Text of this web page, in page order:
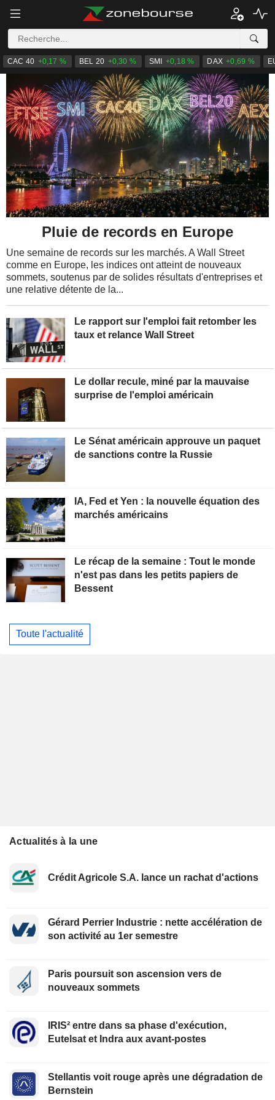
CAC 40 +0,17 % BEL 20 +0,30 % SMI +0,18 % DAX +0,69 %
Le rapport sur l'emploi fait retomber les
taux et relance Wall Street
Le dollar recule, miné par la mauvaise
surprise de l'emploi américain
Pluie de records en Europe
Une semaine de records sur les marchés. A Wall Street
comme en Europe, les indices ont atteint de nouveaux
sommets, soutenus par de solides résultats d'entreprises et
une relative détente de la...
Le Sénat américain approuve un paquet
de sanctions contre la Russie
IA, Fed et Yen : la nouvelle équation des
marchés américains
Le récap de la semaine : Tout le monde
n'est pas dans les petits papiers de
Bessent
Toute l'actualité
Actualités à la une
Crédit Agricole S.A. lance un rachat d'actions
Gérard Perrier Industrie : nette accélération de
son activité au 1er semestre
Paris poursuit son ascension vers de
nouveaux sommets
IRIS² entre dans sa phase d'exécution,
Eutelsat et Indra aux avant-postes
Stellantis voit rouge après une dégradation de
Bernstein